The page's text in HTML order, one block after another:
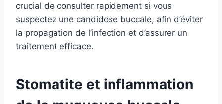
crucial de consulter rapidement si vous
suspectez une candidose buccale, afin d’éviter
la propagation de l’infection et d’assurer un
traitement efficace.
Stomatite et inflammation